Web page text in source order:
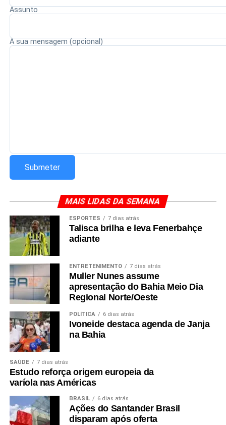
Redação Saiba+
Assunto
A sua mensagem (opcional)
MAIS LIDAS DA SEMANA
ESPORTES 7 dias atrás
Talisca brilha e leva Fenerbahçe
adiante
ENTRETENIMENTO 7 dias atrás
Muller Nunes assume
apresentação do Bahia Meio Dia
Regional Norte/Oeste
POLÍTICA 6 dias atrás
Ivoneide destaca agenda de Janja
na Bahia
SAÚDE 7 dias atrás
Estudo reforça origem europeia da
varíola nas Américas
BRASIL 6 dias atrás
Ações do Santander Brasil
disparam após oferta